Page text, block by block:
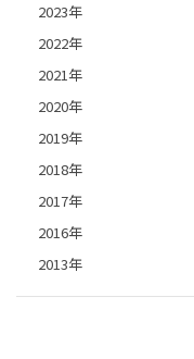
2023年
2022年
2021年
2020年
2019年
2018年
2017年
2016年
2013年